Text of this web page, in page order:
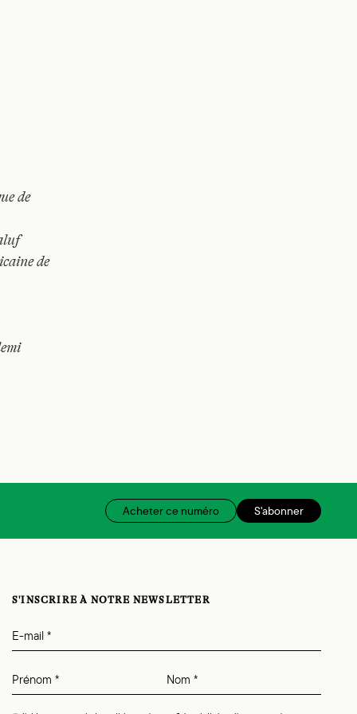
de
de
Acheter ce numéro S'abonner
S'INSCRIRE À NOTRE NEWSLETTER
E-mail*
Prénom * Nom *